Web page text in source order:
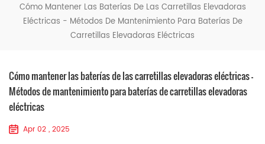
Cómo Mantener Las Baterías De Las Carretillas Elevadoras
Eléctricas - Métodos De Mantenimiento Para Baterías De
Carretillas Elevadoras Eléctricas
Cómo mantener las baterías de las carretillas elevadoras eléctricas -
Métodos de mantenimiento para baterías de carretillas elevadoras
eléctricas
Apr 02 , 2025